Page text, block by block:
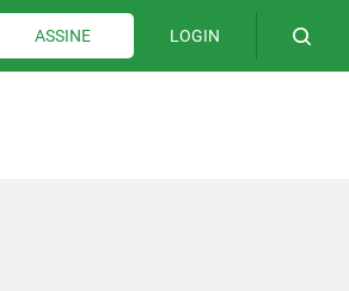
ASSINE LOGIN